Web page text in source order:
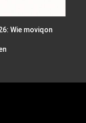
Wie moviqon